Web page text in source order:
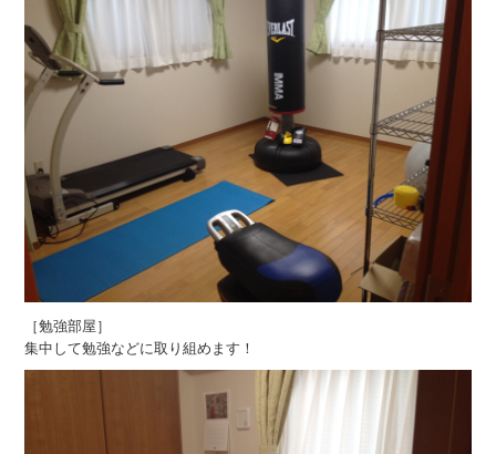
［勉強部屋］
集中して勉強などに取り組めます！